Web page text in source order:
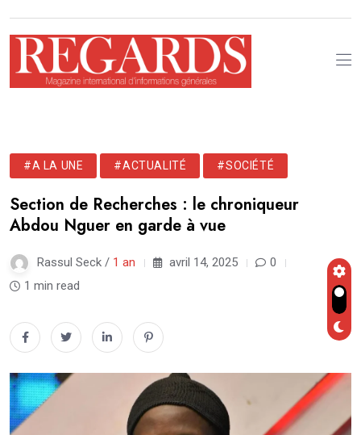
#A LA UNE #ACTUALITÉ #SOCIÉTÉ
Section de Recherches : le chroniqueur
Abdou Nguer en garde à vue
Rassul Seck / 1 an avril 14, 2025
0
1 min read